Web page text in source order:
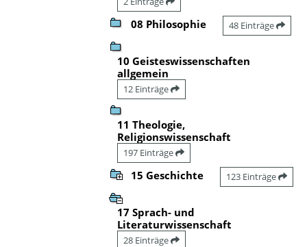
08 Philosophie 48 Einträge
10 Geisteswissenschaften
allgemein
12 Einträge
11 Theologie,
Religionswissenschaft
197 Einträge
15 Geschichte 123 Einträge
17 Sprach- und
Literaturwissenschaft
28 Einträge